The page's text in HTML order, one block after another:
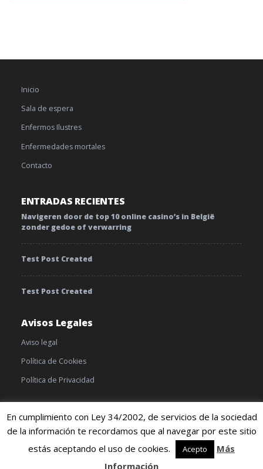
Inicio
Sala de espera
Enfermos Ilustres
Enfermedades mortales
Contacto
ENTRADAS RECIENTES
Navigeren door de top 10 online casino’s in België
zonder gedoe of verwarring
Test Post Created
Test Post Created
Avisos Legales
Aviso legal
Política de Cookies
Política de Privacidad
© 2019 TratamientoyEnfermedades | Cookies|Terminos y
condiciones
En cumplimiento con Ley 34/2002, de servicios de la sociedad
de la información te recordamos que al navegar por este sitio
estás aceptando el uso de cookies.
Acepto
Más
Información